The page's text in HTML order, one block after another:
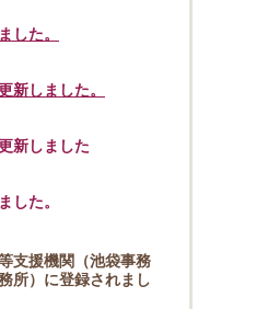
した。
新しました。
新しました
した。
支援機関（池袋事務
所）に登録されまし